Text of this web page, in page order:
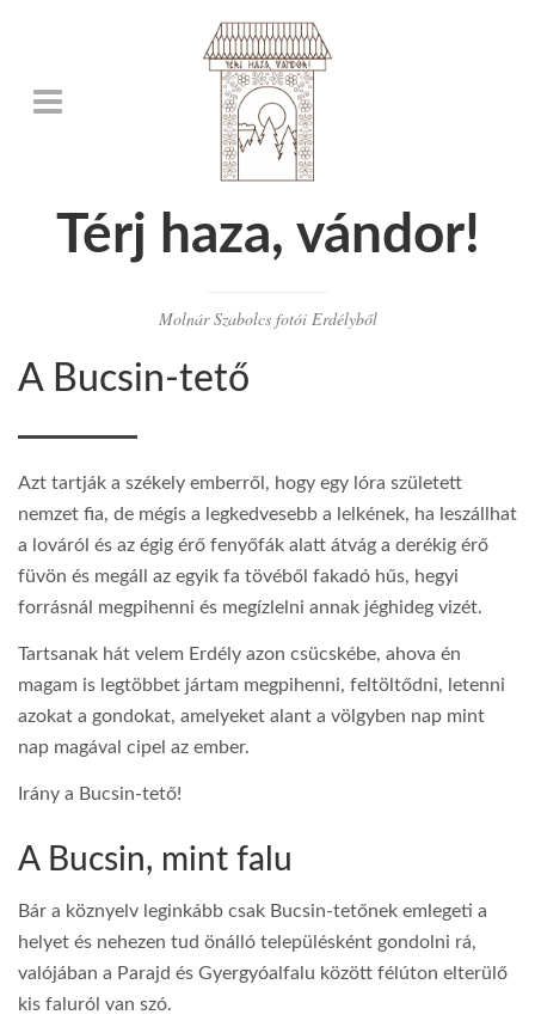
Térj haza, vándor!
Molnár Szabolcs fotói Erdélyből
A Bucsin-tető
Azt tartják a székely emberről, hogy egy lóra született
nemzet fia, de mégis a legkedvesebb a lelkének, ha leszállhat
a lováról és az égig érő fenyőfák alatt átvág a derékig érő
füvön és megáll az egyik fa tövéből fakadó hűs, hegyi
forrásnál megpihenni és megízlelni annak jéghideg vizét.
Tartsanak hát velem Erdély azon csücskébe, ahova én
magam is legtöbbet jártam megpihenni, feltöltődni, letenni
azokat a gondokat, amelyeket alant a völgyben nap mint
nap magával cipel az ember.
Irány a Bucsin-tető!
A Bucsin, mint falu
Bár a köznyelv leginkább csak Bucsin-tetőnek emlegeti a
helyet és nehezen tud önálló településként gondolni rá,
valójában a Parajd és Gyergyóalfalu között félúton elterülő
kis faluról van szó.